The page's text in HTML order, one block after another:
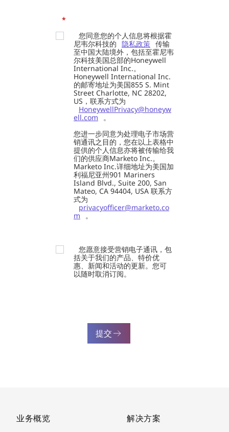
*
您同意您的个人信息将根据霍
尼韦尔科技的 隐私政策 传输
至中国大陆境外，包括至霍尼韦
尔科技美国总部的Honeywell
International Inc.。
Honeywell International Inc.
的邮寄地址为美国855 S. Mint
Street Charlotte, NC 28202,
US，联系方式为
HoneywellPrivacy@honeyw
ell.com
。
您进一步同意为处理电子市场营
销通讯之目的，您在以上表格中
提供的个人信息亦将被传输给我
们的供应商Marketo Inc.。
Marketo Inc.详细地址为美国加
利福尼亚州901 Mariners
Island Blvd., Suite 200, San
Mateo, CA 94404, USA 联系方
式为
privacyofficer@marketo.co
m
。
您愿意接受营销电子通讯，包
括关于我们的产品、特价优
惠、新闻和活动的更新。您可
以随时取消订阅。
提交
业务概览
解决方案